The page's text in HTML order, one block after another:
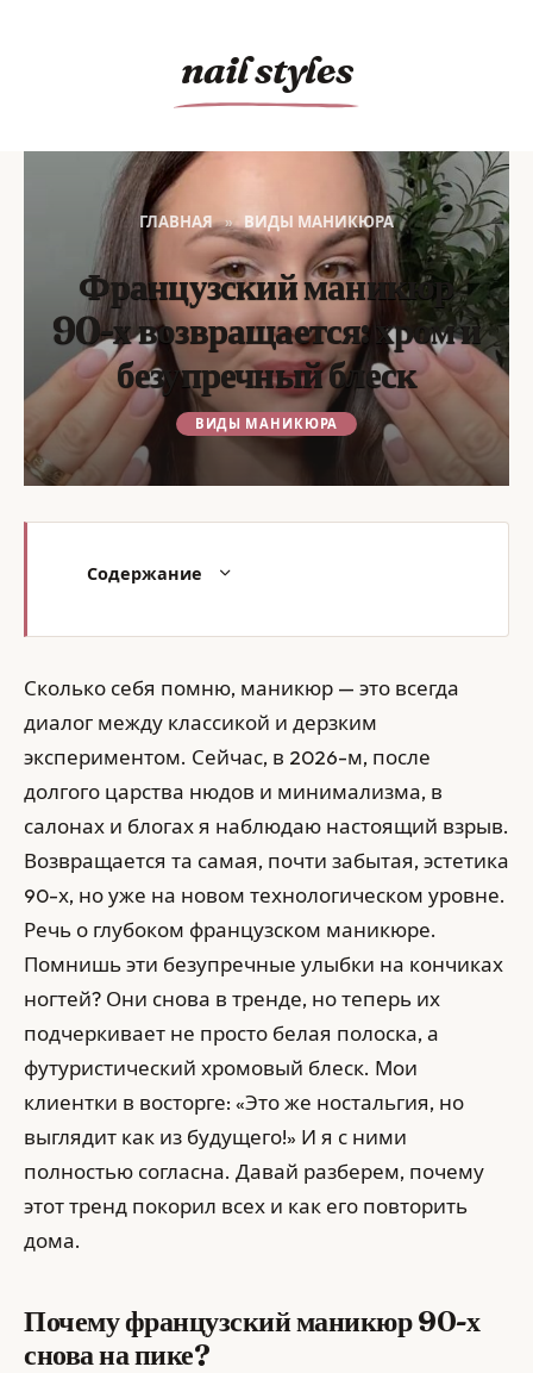
nail styles
ГЛАВНАЯ » ВИДЫ МАНИКЮРА
Французский маникюр
90-х возвращается: хром и
безупречный блеск
ВИДЫ МАНИКЮРА
Содержание
Сколько себя помню, маникюр — это всегда
диалог между классикой и дерзким
экспериментом. Сейчас, в 2026-м, после
долгого царства нюдов и минимализма, в
салонах и блогах я наблюдаю настоящий взрыв.
Возвращается та самая, почти забытая, эстетика
90-х, но уже на новом технологическом уровне.
Речь о глубоком французском маникюре.
Помнишь эти безупречные улыбки на кончиках
ногтей? Они снова в тренде, но теперь их
подчеркивает не просто белая полоска, а
футуристический хромовый блеск. Мои
клиентки в восторге: «Это же ностальгия, но
выглядит как из будущего!» И я с ними
полностью согласна. Давай разберем, почему
этот тренд покорил всех и как его повторить
дома.
Почему французский маникюр 90-х
снова на пике?